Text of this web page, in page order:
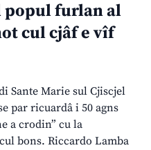
popul furlan al
cul cjâf e vîf
Sante Marie sul Cjiscjel
par ricuardâ i 50 agns
a crodin” cu la
bons. Riccardo Lamba